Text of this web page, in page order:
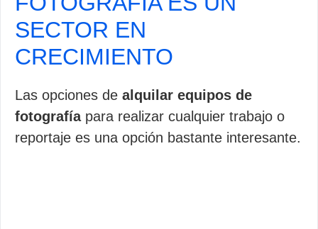
SECTOR EN
CRECIMIENTO
Las opciones de alquilar equipos de
fotografíapara realizar cualquier trabajo o
reportaje es una opción bastante interesante.